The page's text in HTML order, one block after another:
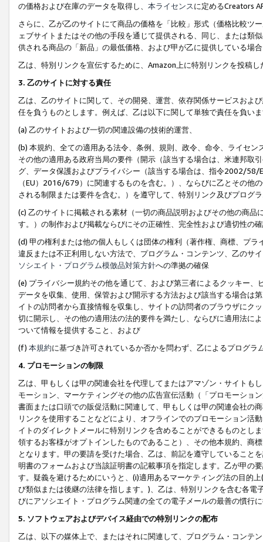
の価格および在庫のデータを取得し、 本ライセンスに定めるCreators
さらに、乙が乙のサイトにて商品の価格を「比較」形式（価格比較ツ
ェブサイトまたはその他の手段を通じて提供される、同じ、または類
供される商品の「新品」の最低価格、および甲が乙に提供している場
乙は、特別リンクを宣伝するために、Amazon上に特別リンクを投稿
3. 乙のサイトに対する責任
乙は、乙のサイトに関して、その開発、運営、依存関係サービスおよ
任を負うものとします。例えば、乙は以下に関して単独で責任を負い
(a) 乙のサイトおよび一切の関連設備の技術的運営、
(b) 本規約、全ての適用ある法令、条例、規則、政令、命令、ライセ
その他の適用ある政府当局の要件（開示（該当する場合は、米連邦取
グ、データ保護およびプライバシー（該当する場合は、指令2002/58/
（EU）2016/679）に関連するものを含む。）、ならびに乙とその他
される制限または要件を含む。）を遵守して、特別リンク及びプログ
(c) 乙のサイトに掲載される素材（一切の商品説明およびその他の商
す。）の制作および掲載ならびにその正確性、完全性および適切性の
(d) 甲の権利または他の個人もしくは団体の権利（著作権、商標、プ
違反または不正利用しない方法で、プログラム・コンテンツ、乙のサ
ソシエイト・プログラム模倣品対策方針への準拠の確保
(e) プライバシー規約その他を通じて、および第三者によるクッキー
データを収集、使用、保管および開示する方法および該当する場合は
イトの訪問者から直接情報を収集し、サイトの訪問者のブラウザにク
切に開示し、その他の適用法の法的要件を満たし、ならびに適用法に
ついて情報を提供すること、および
(f) 本規約に基づき許可されているか否かを問わず、乙によるプログ
4. プロモーションの制限
乙は、甲もしくは甲の関連会社を代理してまたはアマゾン・サイトも
モーション、マーケティングその他の広告宣伝活動（「プロモーショ
書面または口頭での販促活動に関連して、甲もしくは甲の関連会社の
リンクを使用することなどにより、オフラインでのプロモーション活
イトのダイレクトメールに特別リンクを含めることができるものとし
領するお客様がオプトインしたものであること）、その他本規約、商
となります。甲の要請を受けた場合、乙は、前記を遵守していること
明書のフォームおよび当該証明書の記載事項を指定します。乙が甲の
す。疑義を避けるためにいうと、(i)適用あるマーケティング法の目的
び類似または後継の法律を指します。)、乙は、特別リンクを含む各
びにアソシエイト・プログラム関連の全ての電子メールの最善の慣行
5. ソフトウェアおよびデバイス経由での特別リンクの配布
乙は、以下の媒体上で、またはそれに関連して、プログラム・コンテ